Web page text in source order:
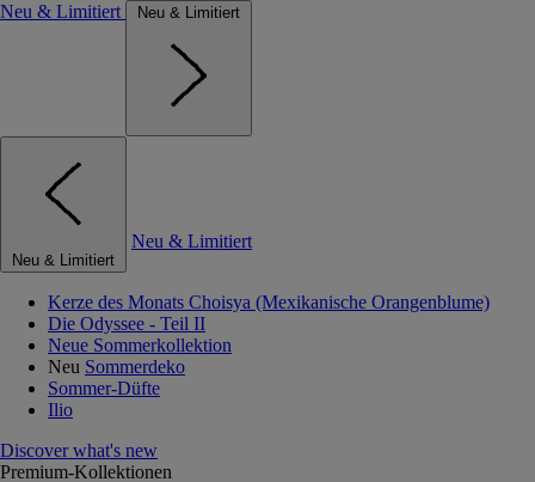
Neu & Limitiert Neu & Limitiert
Neu & Limitiert
Neu & Limitiert
Kerze des Monats Choisya (Mexikanische Orangenblume)
Die Odyssee - Teil II
Neue Sommerkollektion
Neu Sommerdeko
Sommer-Düfte
Ilio
Discover what's new
Premium-Kollektionen